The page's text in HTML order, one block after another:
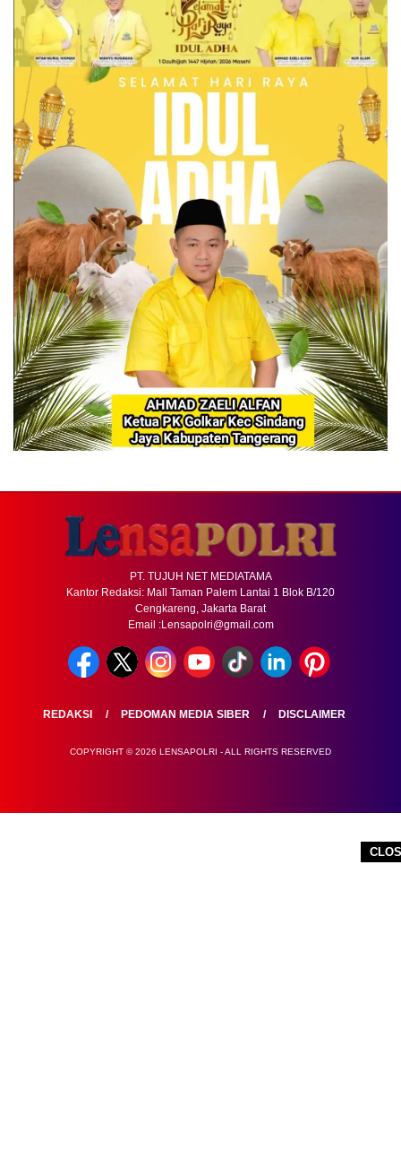
PT. TUJUH NET MEDIATAMA
Kantor Redaksi: Mall Taman Palem Lantai 1 Blok B/120
Cengkareng, Jakarta Barat
Email :Lensapolri@gmail.com
REDAKSI PEDOMAN MEDIA SIBER DISCLAIMER
COPYRIGHT © 2026 LENSAPOLRI - ALL RIGHTS RESERVED